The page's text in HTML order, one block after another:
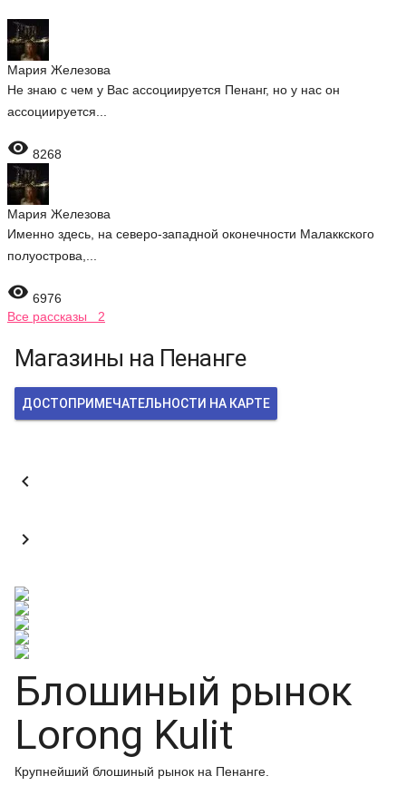
Мария Железова
Не знаю с чем у Вас ассоциируется Пенанг, но у нас он
ассоциируется...
 8268
Мария Железова
Именно здесь, на северо-западной оконечности Малаккского
полуострова,...
 6976
Все рассказы 2
Магазины на Пенанге
ДОСТОПРИМЕЧАТЕЛЬНОСТИ НА КАРТЕ


Блошиный рынок
Lorong Kulit
Крупнейший блошиный рынок на Пенанге.